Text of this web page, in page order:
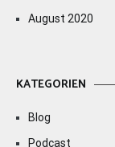
August 2020
KATEGORIEN
Blog
Podcast